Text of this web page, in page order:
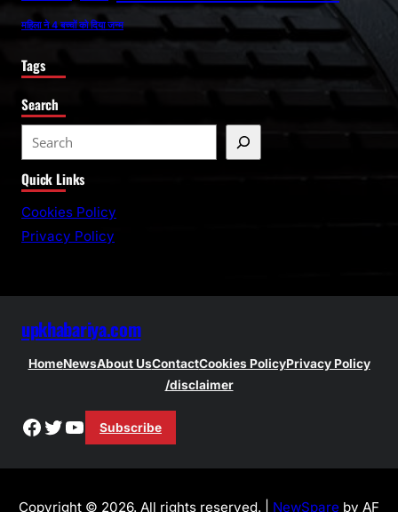
महिला ने 4 बच्चों को दिया जन्म
Tags
Search
e
a
r
Quick Links
Cookies Policy
Privacy Policy
upkhabariya.com
HomeNewsAbout UsContactCookies PolicyPrivacy Policy
/disclaimer
Facebook
Twitter
YouTube
Subscribe
Copyright © 2026. All rights reserved. | NewSpare by AF